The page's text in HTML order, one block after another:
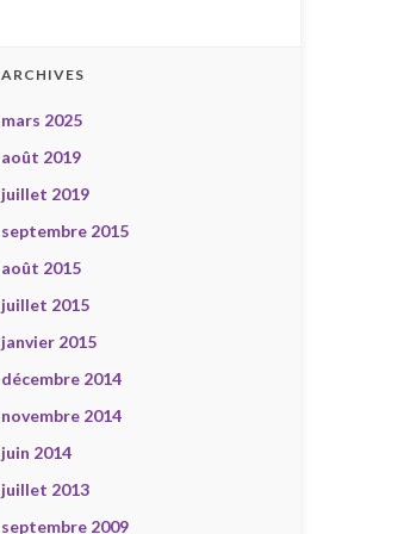
ARCHIVES
mars 2025
août 2019
juillet 2019
septembre 2015
août 2015
juillet 2015
janvier 2015
décembre 2014
novembre 2014
juin 2014
juillet 2013
septembre 2009